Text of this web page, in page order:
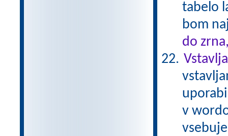
tabelo
bom
do
v